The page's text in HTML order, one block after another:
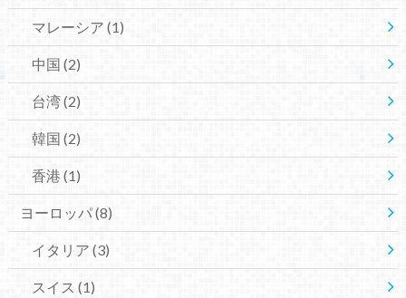
マレーシア (1)
中国 (2)
台湾(2)
韓国 (2)
香港 (1)
ヨーロッパ(8)
イタリア (3)
スイス (1)